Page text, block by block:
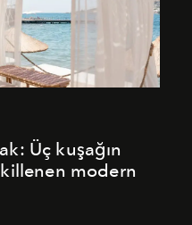
Üç kuşağın
modern